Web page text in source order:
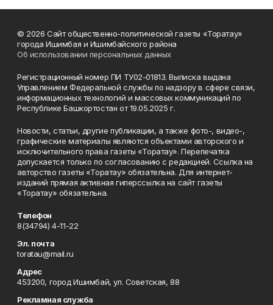
© 2026 Сайт общественно-политической газеты «Торатау»
города Ишимбая и Ишимбайского района
Об использовании персональных данных
Регистрационный номер ПИ ТУ02-01813. Выписка выдана
Управлением Федеральной службы по надзору в сфере связи,
информационных технологий и массовых коммуникаций по
Республике Башкортостан от 19.05.2025 г.
Новости, статьи, другие публикации, а также фото-, видео-,
графические материалы являются объектами авторского и
исключительного права газеты «Торатау». Перепечатка
допускается только по согласованию с редакцией. Ссылка на
авторство газеты «Торатау» обязательна. Для интернет-
изданий прямая активная гиперссылка на сайт газеты
«Торатау» обязательна.
Телефон
8(34794) 4-11-22
Эл. почта
toratau@mail.ru
Адрес
453200, город Ишимбай, ул. Советская, 88
Рекламная служба